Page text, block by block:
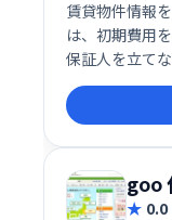
賃貸物件情報
は、初期費用
保証人を立て
っております。
goo
0.0